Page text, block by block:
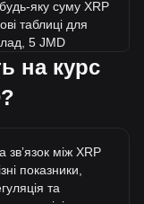
яку суму XRP
таблиці для
5 JMD
близько
1 XRP у
на курс
звʼязок між XRP
показники,
та